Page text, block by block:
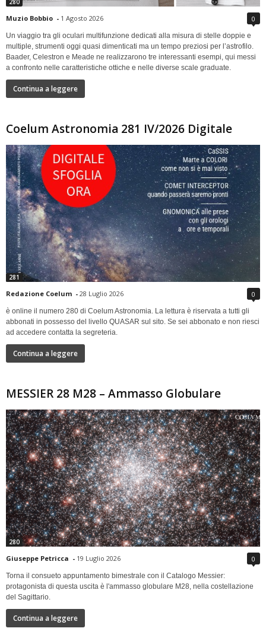
280
Muzio Bobbio - 1 Agosto 2026 0
Un viaggio tra gli oculari multifunzione dedicati alla misura di stelle doppie e
multiple, strumenti oggi quasi dimenticati ma un tempo preziosi per l’astrofilo.
Baader, Celestron e Meade ne realizzarono tre interessanti esempi, qui messi
a confronto nelle caratteristiche ottiche e nelle diverse scale graduate.
Continua a leggere
Coelum Astronomia 281 IV/2026 Digitale
281
Redazione Coelum - 28 Luglio 2026 0
è online il numero 280 di Coelum Astronomia. La lettura è riservata a tutti gli
abbonati in possesso del livello QUASAR sul sito. Se sei abbonato e non riesci
ad accedere contatta la segreteria.
Continua a leggere
MESSIER 28 M28 – Ammasso Globulare
280
Giuseppe Petricca - 19 Luglio 2026 0
Torna il consueto appuntamento bimestrale con il Catalogo Messier:
protagonista di questa uscita è l'ammasso globulare M28, nella costellazione
del Sagittario.
Continua a leggere